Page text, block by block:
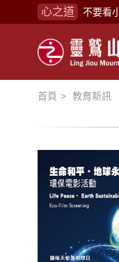
心之道 不要看
禪修，
念頭在
煩惱如
負面是
生命
不執著
心不跟
學佛，
不要看
首頁 教育新訊